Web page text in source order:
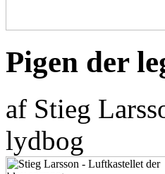
Pigen der
af Stieg
lydbog